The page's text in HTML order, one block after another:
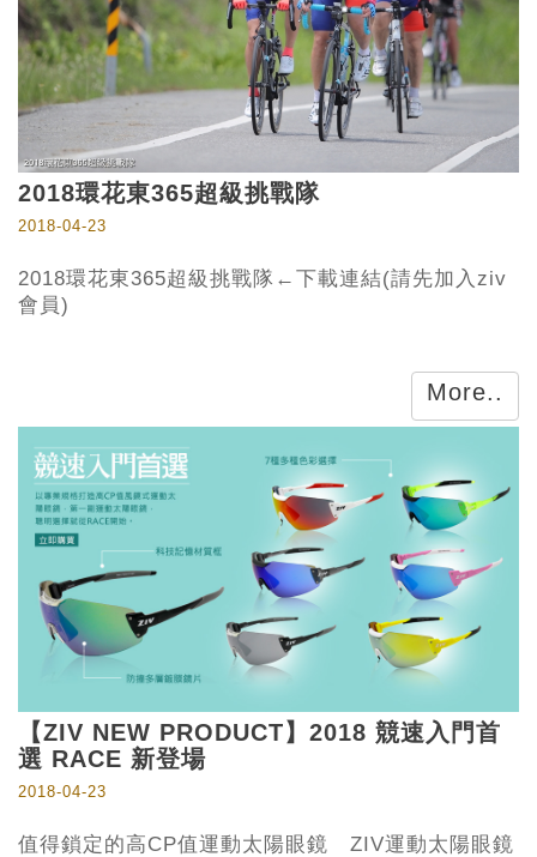
2018環花東365超級挑戰隊
2018-04-23
2018環花東365超級挑戰隊←下載連結(請先加入ziv
會員)
More..
【ZIV NEW PRODUCT】2018 競速入門首
選 RACE 新登場
2018-04-23
值得鎖定的高CP值運動太陽眼鏡 ZIV運動太陽眼鏡